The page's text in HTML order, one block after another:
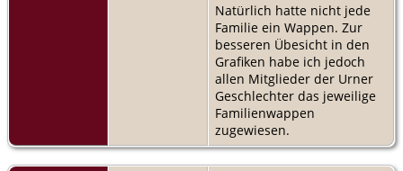
Natürlich hatte nicht jede
Familie ein Wappen. Zur
besseren Übesicht in den
Grafiken habe ich jedoch
allen Mitglieder der Urner
Geschlechter das jeweilige
Familienwappen
zugewiesen.